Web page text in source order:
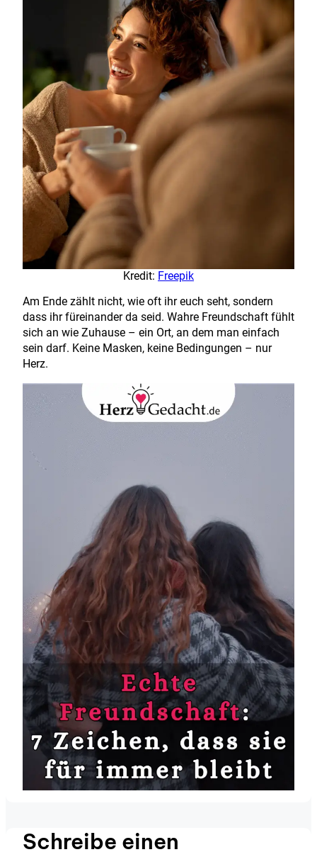
Kredit: Freepik
Am Ende zählt nicht, wie oft ihr euch seht, sondern
dass ihr füreinander da seid. Wahre Freundschaft fühlt
sich an wie Zuhause – ein Ort, an dem man einfach
sein darf. Keine Masken, keine Bedingungen – nur
Herz.
Schreibe einen